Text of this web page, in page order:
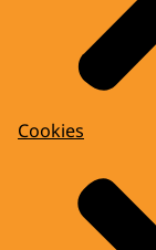
Cookies